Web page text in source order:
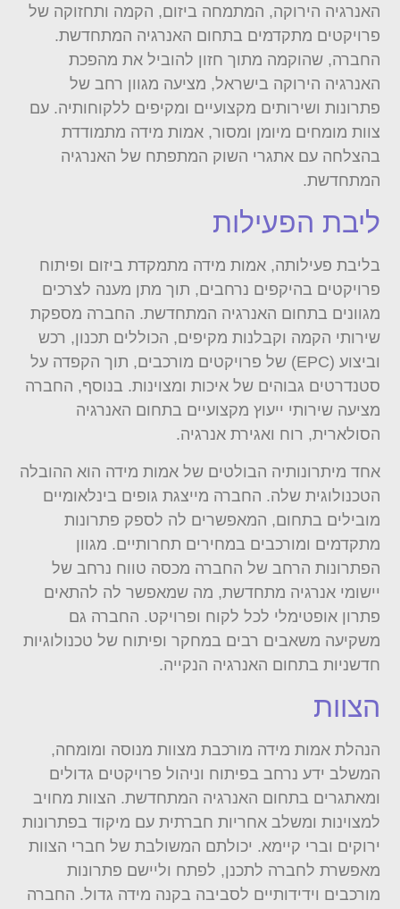
האנרגיה הירוקה, המתמחה ביזום, הקמה ותחזוקה של
פרויקטים מתקדמים בתחום האנרגיה המתחדשת.
החברה, שהוקמה מתוך חזון להוביל את מהפכת
האנרגיה הירוקה בישראל, מציעה מגוון רחב של
פתרונות ושירותים מקצועיים ומקיפים ללקוחותיה. עם
צוות מומחים מיומן ומסור, אמות מידה מתמודדת
בהצלחה עם אתגרי השוק המתפתח של האנרגיה
המתחדשת.
ליבת הפעילות
בליבת פעילותה, אמות מידה מתמקדת ביזום ופיתוח
פרויקטים בהיקפים נרחבים, תוך מתן מענה לצרכים
מגוונים בתחום האנרגיה המתחדשת. החברה מספקת
שירותי הקמה וקבלנות מקיפים, הכוללים תכנון, רכש
וביצוע (EPC) של פרויקטים מורכבים, תוך הקפדה על
סטנדרטים גבוהים של איכות ומצוינות. בנוסף, החברה
מציעה שירותי ייעוץ מקצועיים בתחום האנרגיה
הסולארית, רוח ואגירת אנרגיה.
אחד מיתרונותיה הבולטים של אמות מידה הוא ההובלה
הטכנולוגית שלה. החברה מייצגת גופים בינלאומיים
מובילים בתחום, המאפשרים לה לספק פתרונות
מתקדמים ומורכבים במחירים תחרותיים. מגוון
הפתרונות הרחב של החברה מכסה טווח נרחב של
יישומי אנרגיה מתחדשת, מה שמאפשר לה להתאים
פתרון אופטימלי לכל לקוח ופרויקט. החברה גם
משקיעה משאבים רבים במחקר ופיתוח של טכנולוגיות
חדשניות בתחום האנרגיה הנקייה.
הצוות
הנהלת אמות מידה מורכבת מצוות מנוסה ומומחה,
המשלב ידע נרחב בפיתוח וניהול פרויקטים גדולים
ומאתגרים בתחום האנרגיה המתחדשת. הצוות מחויב
למצוינות ומשלב אחריות חברתית עם מיקוד בפתרונות
ירוקים וברי קיימא. יכולתם המשולבת של חברי הצוות
מאפשרת לחברה לתכנן, לפתח וליישם פתרונות
מורכבים וידידותיים לסביבה בקנה מידה גדול. החברה